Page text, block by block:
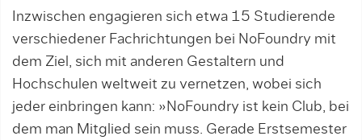
Inzwischen engagieren sich etwa 15 Studierende
verschiedener Fachrichtungen bei NoFoundry mit
dem Ziel, sich mit anderen Gestaltern und
Hochschu­len weltweit zu vernetzen, wobei sich
jeder einbringen kann: »NoFoundry ist kein Club, bei
dem man Mitglied sein muss. Gerade Erstsemester